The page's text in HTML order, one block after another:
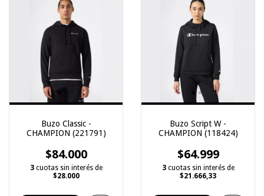
Buzo Classic -
CHAMPION (221791)
$84.000
3 cuotas sin interés de
$28.000
Buzo Script W -
CHAMPION (118424)
$64.999
3 cuotas sin interés de
$21.666,33